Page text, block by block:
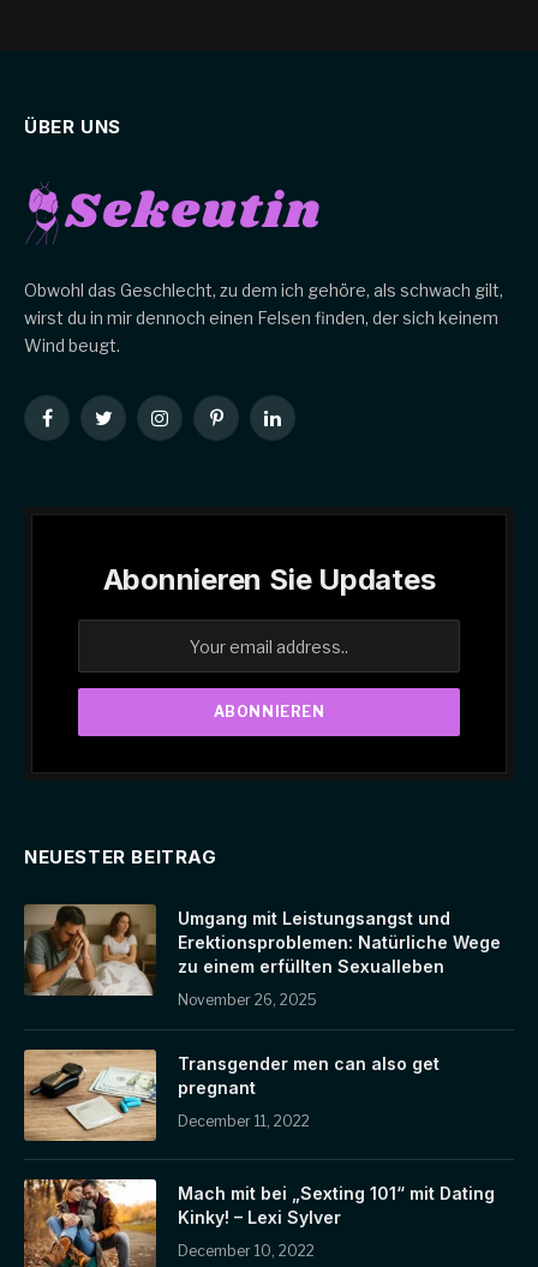
ÜBER UNS
Obwohl das Geschlecht, zu dem ich gehöre, als schwach gilt,
wirst du in mir dennoch einen Felsen finden, der sich keinem
Wind beugt.
FacebookTwitterInstagramPinterestLinkedIn
Abonnieren Sie Updates
NEUESTER BEITRAG
Umgang mit Leistungsangst und
Erektionsproblemen: Natürliche Wege
zu einem erfüllten Sexualleben
November 26, 2025
Transgender men can also get
pregnant
December 11, 2022
Mach mit bei „Sexting 101“ mit Dating
Kinky! – Lexi Sylver
December 10, 2022